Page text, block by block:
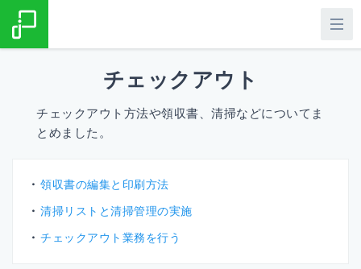
チェックアウト
チェックアウト方法や領収書、清掃などについてま
とめました。
領収書の編集と印刷方法
清掃リストと清掃管理の実施
チェックアウト業務を行う